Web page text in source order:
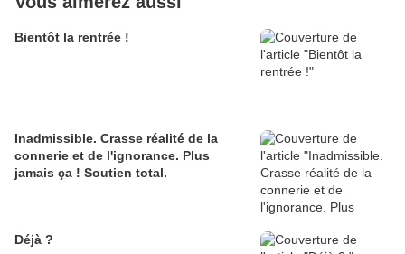
Bientôt la rentrée !
Inadmissible. Crasse réalité de la
connerie et de l'ignorance. Plus
jamais ça ! Soutien total.
Déjà ?